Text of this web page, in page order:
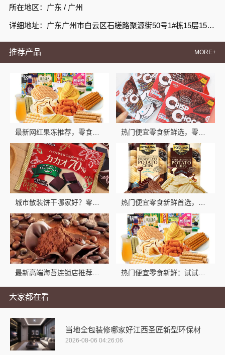
所在地区：广东 / 广州
详细地址：广东广州市白云区石槎路聚源街50号1#栋15层1508室
推荐产品 MORE+
最新网红果冻推荐，零食大明星多口味囤货首选 热门便宜零食新鲜选，零食大明星品质实惠
城市散装饼干哪家好？零食大明星等你来尝 热门便宜零食新鲜首选，零食大明星推荐
最新高端海苔连锁店推荐零食大明星 热门便宜零食新鲜：试试零食大明星性价比超高的小吃
大家都在看
当地全包装修哪家好江西圣匠新型环保材
2026-08-06 04:26:06